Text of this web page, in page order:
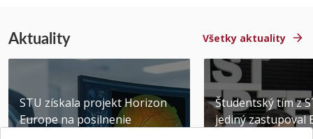
Aktuality Všetky aktuality
STU získala projekt Horizon
Europe na posilnenie
Študentský tím z
jediný zastupoval